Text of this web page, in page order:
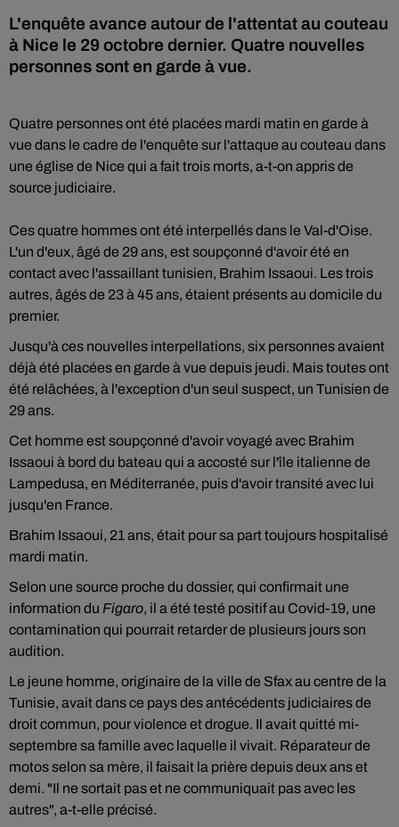
L'enquête avance autour de l'attentat au couteau
à Nice le 29 octobre dernier. Quatre nouvelles
personnes sont en garde à vue.
Quatre personnes ont été placées mardi matin en garde à
vue dans le cadre de l'enquête sur l'attaque au couteau dans
une église de Nice qui a fait trois morts, a-t-on appris de
source judiciaire.
Ces quatre hommes ont été interpellés dans le Val-d'Oise.
L'un d'eux, âgé de 29 ans, est soupçonné d'avoir été en
contact avec l'assaillant tunisien, Brahim Issaoui. Les trois
autres, âgés de 23 à 45 ans, étaient présents au domicile du
premier.
Jusqu'à ces nouvelles interpellations, six personnes avaient
déjà été placées en garde à vue depuis jeudi. Mais toutes ont
été relâchées, à l'exception d'un seul suspect, un Tunisien de
29 ans.
Cet homme est soupçonné d'avoir voyagé avec Brahim
Issaoui à bord du bateau qui a accosté sur l'île italienne de
Lampedusa, en Méditerranée, puis d'avoir transité avec lui
jusqu'en France.
Brahim Issaoui, 21 ans, était pour sa part toujours hospitalisé
mardi matin.
Selon une source proche du dossier, qui confirmait une
information du Figaro, il a été testé positif au Covid-19, une
contamination qui pourrait retarder de plusieurs jours son
audition.
Le jeune homme, originaire de la ville de Sfax au centre de la
Tunisie, avait dans ce pays des antécédents judiciaires de
droit commun, pour violence et drogue. Il avait quitté mi-
septembre sa famille avec laquelle il vivait. Réparateur de
motos selon sa mère, il faisait la prière depuis deux ans et
demi. "Il ne sortait pas et ne communiquait pas avec les
autres", a-t-elle précisé.